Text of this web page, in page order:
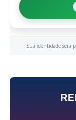
Sua identidade será